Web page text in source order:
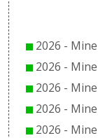
2026 -
2026 -
2026 -
2026 -
2026 -